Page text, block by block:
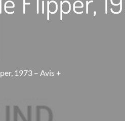
1973 – Avis +